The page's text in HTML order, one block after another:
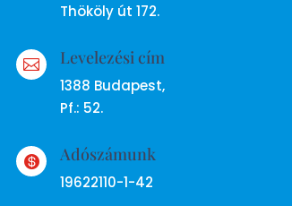
Thököly út 172.
 Levelezési cím
1388 Budapest,
Pf.: 52.
 Adószámunk
19622110-1-42